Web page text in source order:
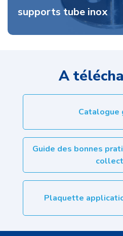
supports tube inox
A
Catalogue
Guide des bonnes
Plaquette